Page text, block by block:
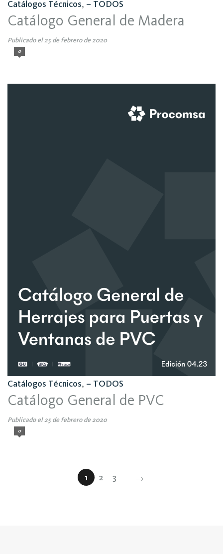
Catálogos Técnicos, – TODOS
Catálogo General de Madera
Publicado el 25 de febrero de 2020
0
Catálogos Técnicos, – TODOS
Catálogo General de PVC
Publicado el 25 de febrero de 2020
0
1 2 3